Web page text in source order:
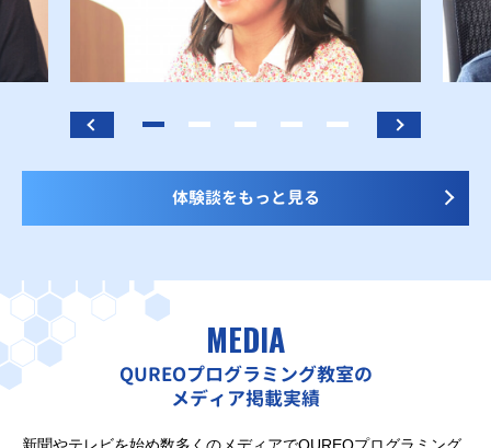
体験談をもっと見る
MEDIA
QUREOプログラミング教室の
メディア掲載実績
新聞やテレビを始め数多くのメディアでQUREOプログラミング